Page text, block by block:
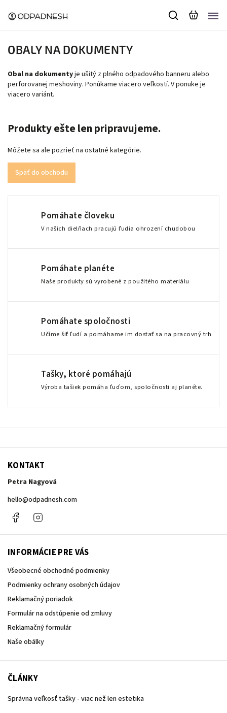
OBALY NA DOKUMENTY
Obal na dokumentyje ušitý z plného odpadového banneru alebo
perforovanej meshoviny. Ponúkame viacero veľkostí. V ponuke je
viacero variánt.
Produkty ešte len pripravujeme.
Môžete sa ale pozrieť na ostatné kategórie.
Späť do obchodu
Pomáhate človeku
V našich dielňach pracujú ľudia ohrození chudobou
Pomáhate planéte
Naše produkty sú vyrobené z použitého materiálu
Pomáhate spoločnosti
Učíme šiť ľudí a pomáhame im dostať sa na pracovný trh
Tašky, ktoré pomáhajú
Výroba tašiek pomáha ľuďom, spoločnosti aj planéte.
KONTAKT
Petra Nagyová
hello@odpadnesh.com
Facebook
INFORMÁCIE PRE VÁS
Všeobecné obchodné podmienky
Podmienky ochrany osobných údajov
Reklamačný poriadok
Formulár na odstúpenie od zmluvy
Reklamačný formulár
Naše obálky
ČLÁNKY
Správna veľkosť tašky - viac než len estetika